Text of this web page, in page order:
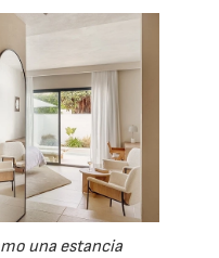
una estancia